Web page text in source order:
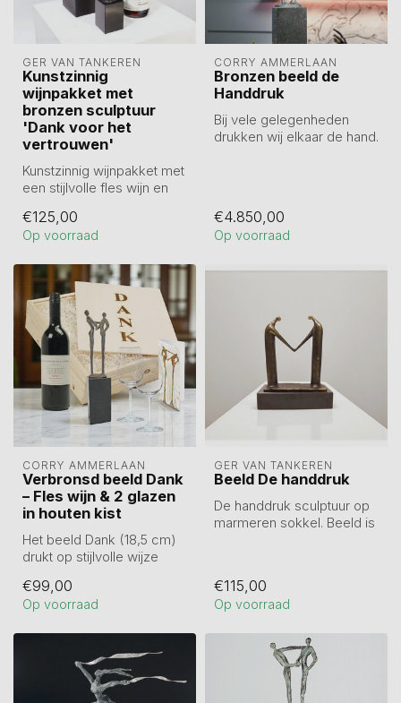
GER VAN TANKEREN
Kunstzinnig
wijnpakket met
bronzen sculptuur
'Dank voor het
vertrouwen'
Kunstzinnig wijnpakket met
een stijlvolle fles wijn en
c...
€125,00
Op voorraad
CORRY AMMERLAAN
Bronzen beeld de
Handdruk
Bij vele gelegenheden
drukken wij elkaar de hand.
€4.850,00
Op voorraad
CORRY AMMERLAAN
Verbronsd beeld Dank
– Fles wijn & 2 glazen
in houten kist
Het beeld Dank (18,5 cm)
drukt op stijlvolle wijze
betrokkenheid...
€99,00
Op voorraad
GER VAN TANKEREN
Beeld De handdruk
De handdruk sculptuur op
marmeren sokkel. Beeld is
€115,00
Op voorraad